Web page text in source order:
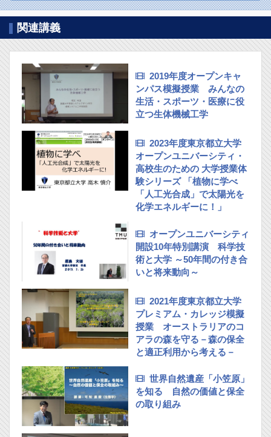
関連講義
2019年度オープンキャ
ンパス模擬授業 みんなの
生活・スポーツ・医療に役
立つ生体機械工学
2023年度東京都立大学
オープンユニバーシティ・
高校生のための 大学授業体
験シリーズ 「植物に学べ
「人工光合成」で太陽光を
化学エネルギーに！」
オープンユニバーシティ
開設10年特別講演 科学技
術と大学 ～50年間の付き合
いと将来動向～
2021年度東京都立大学
プレミアム・カレッジ模擬
授業 オーストラリアのコ
アラの森を守る－森の保全
と適正利用から考える－
世界自然遺産「小笠原」
を知る 自然の価値と保全
の取り組み